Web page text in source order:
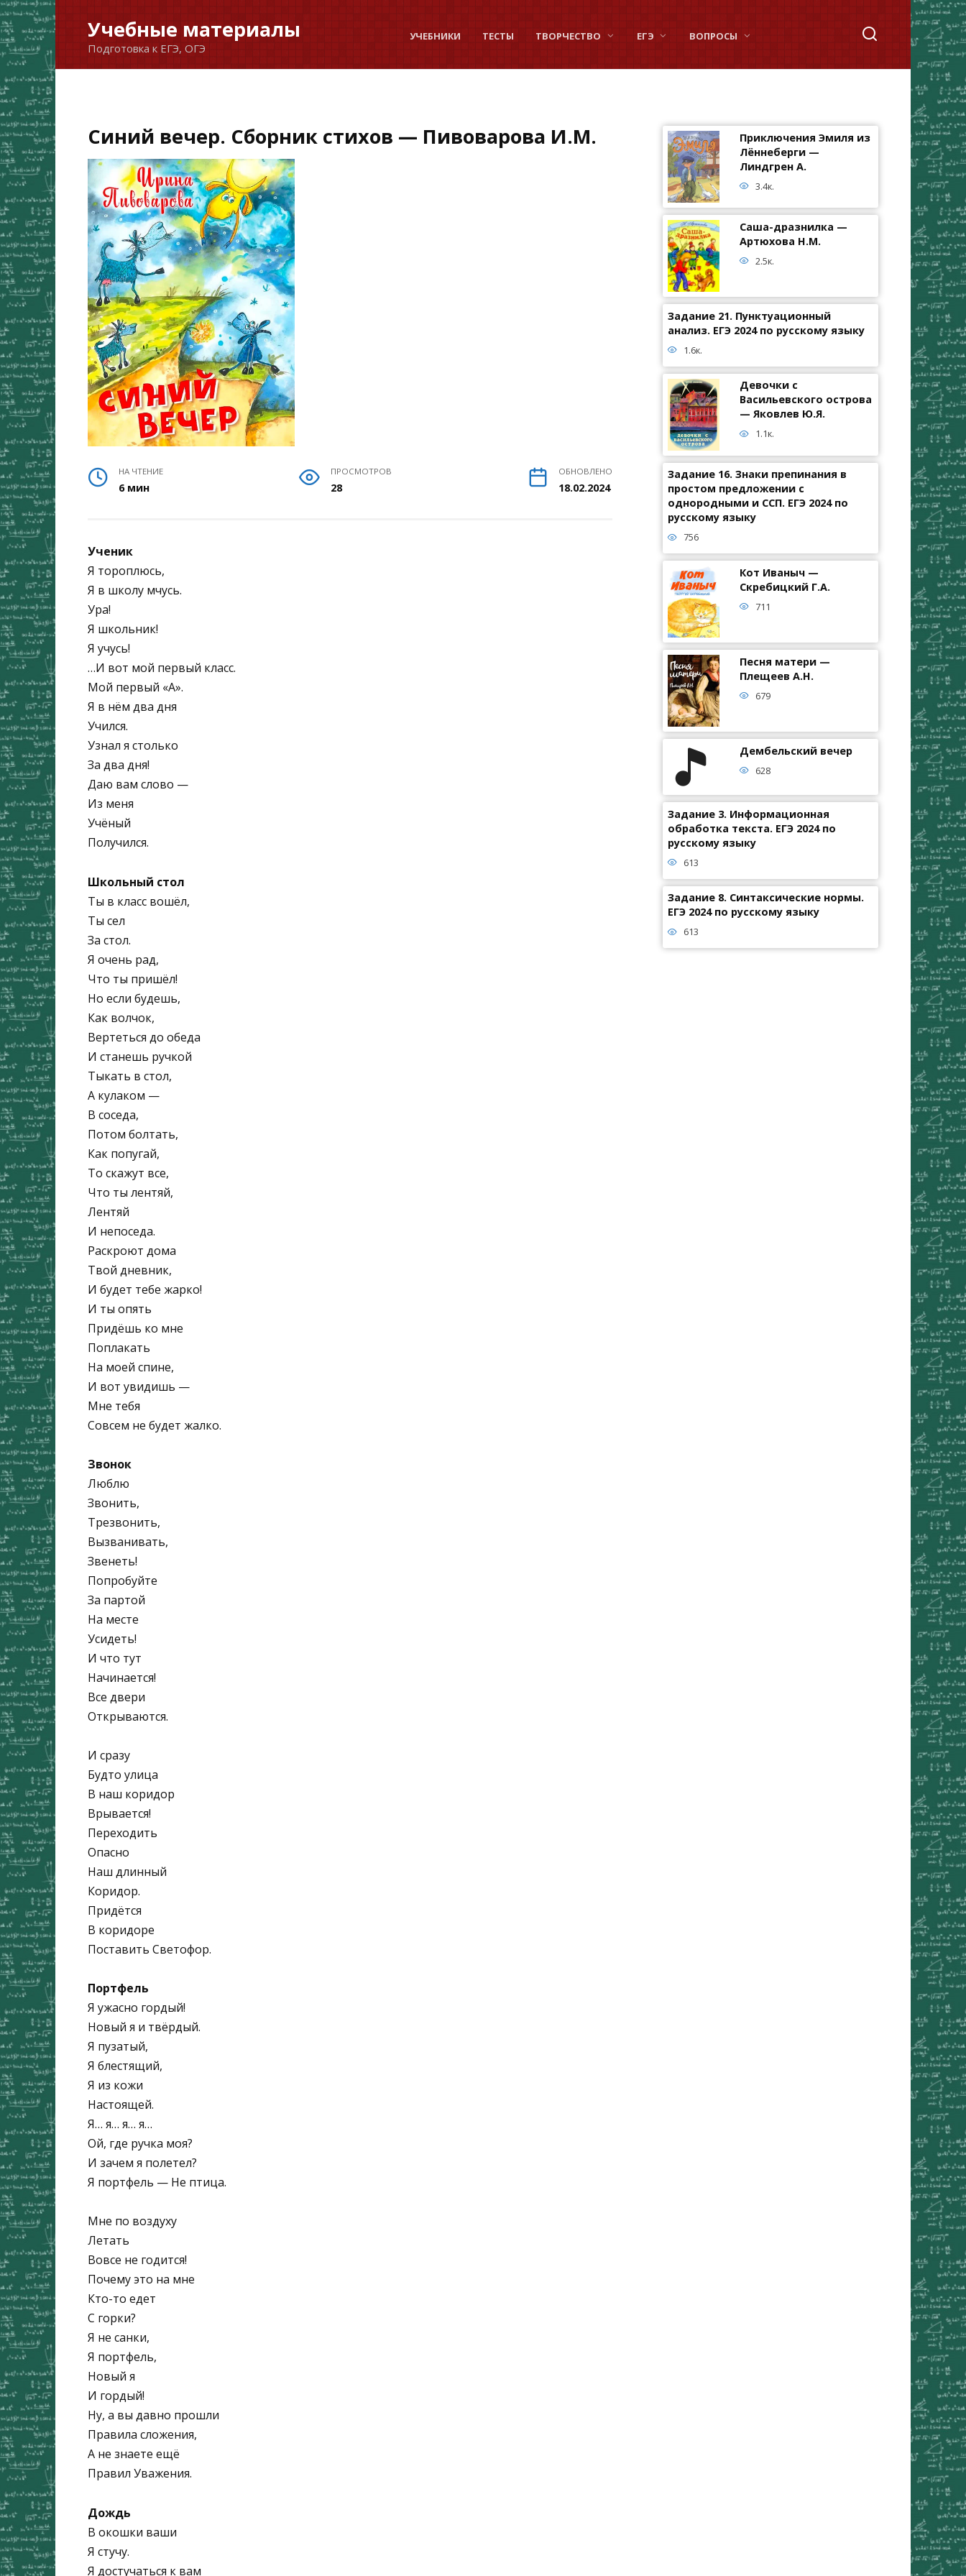
Перейти
к
содержанию
Учебные материалы
Подготовка к ЕГЭ, ОГЭ
УЧЕБНИКИ ТЕСТЫ ТВОРЧЕСТВО ЕГЭ ВОПРОСЫ
Синий вечер. Сборник стихов — Пивоварова И.М.
НА ЧТЕНИЕ
6 мин
ПРОСМОТРОВ
28
ОБНОВЛЕНО
18.02.2024
Ученик
Я тороплюсь,
Я в школу мчусь.
Ура!
Я школьник!
Я учусь!
…И вот мой первый класс.
Мой первый «А».
Я в нём два дня
Учился.
Узнал я столько
За два дня!
Даю вам слово —
Из меня
Учёный
Получился.
Школьный стол
Ты в класс вошёл,
Ты сел
За стол.
Я очень рад,
Что ты пришёл!
Но если будешь,
Как волчок,
Вертеться до обеда
И станешь ручкой
Тыкать в стол,
А кулаком —
В соседа,
Потом болтать,
Как попугай,
То скажут все,
Что ты лентяй,
Лентяй
И непоседа.
Раскроют дома
Твой дневник,
И будет тебе жарко!
И ты опять
Придёшь ко мне
Поплакать
На моей спине,
И вот увидишь —
Мне тебя
Совсем не будет жалко.
Звонок
Люблю
Звонить,
Трезвонить,
Вызванивать,
Звенеть!
Попробуйте
За партой
На месте
Усидеть!
И что тут
Начинается!
Все двери
Открываются.
И сразу
Будто улица
В наш коридор
Врывается!
Переходить
Опасно
Наш длинный
Коридор.
Придётся
В коридоре
Поставить Светофор.
Портфель
Я ужасно гордый!
Новый я и твёрдый.
Я пузатый,
Я блестящий,
Я из кожи
Настоящей.
Я… я… я… я…
Ой, где ручка моя?
И зачем я полетел?
Я портфель — Не птица.
Мне по воздуху
Летать
Вовсе не годится!
Почему это на мне
Кто-то едет
С горки?
Я не санки,
Я портфель,
Новый я
И гордый!
Ну, а вы давно прошли
Правила сложения,
А не знаете ещё
Правил Уважения.
Дождь
В окошки ваши
Я стучу.
Я достучаться к вам
Приключения Эмиля из
Лённеберги —
Линдгрен А.
3.4к.
Саша-дразнилка —
Артюхова Н.М.
2.5к.
Задание 21. Пунктуационный
анализ. ЕГЭ 2024 по русскому языку
1.6к.
Девочки с
Васильевского острова
— Яковлев Ю.Я.
1.1к.
Задание 16. Знаки препинания в
простом предложении с
однородными и ССП. ЕГЭ 2024 по
русскому языку
756
Кот Иваныч —
Скребицкий Г.А.
711
Песня матери —
Плещеев А.Н.
679
Дембельский вечер
628
Задание 3. Информационная
обработка текста. ЕГЭ 2024 по
русскому языку
613
Задание 8. Синтаксические нормы.
ЕГЭ 2024 по русскому языку
613